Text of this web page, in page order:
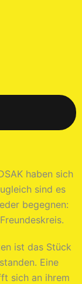
haben sich
sind es
begegnen:
ist das Stück
Eine
sich an ihrem